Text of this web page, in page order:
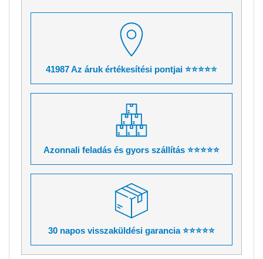
41987 Az áruk értékesítési pontjai ⭐⭐⭐⭐⭐
Azonnali feladás és gyors szállítás ⭐⭐⭐⭐⭐
30 napos visszaküldési garancia ⭐⭐⭐⭐⭐